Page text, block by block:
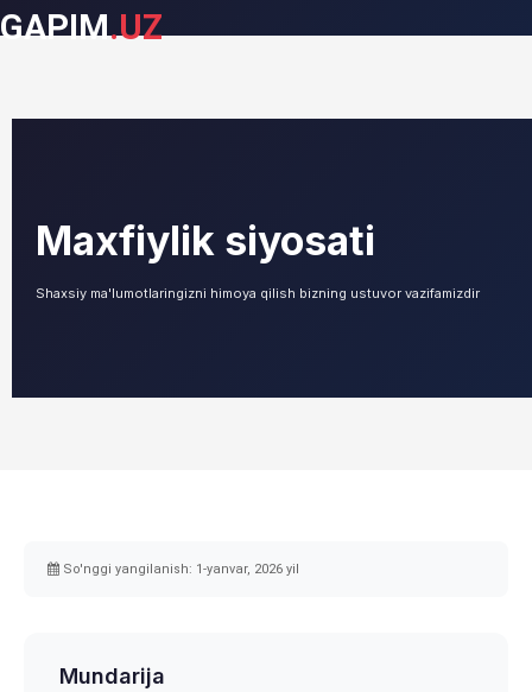
GAPIM.UZ
Maxfiylik siyosati
Shaxsiy ma'lumotlaringizni himoya qilish bizning ustuvor vazifamizdir
So'nggi yangilanish: 1-yanvar, 2026 yil
Mundarija